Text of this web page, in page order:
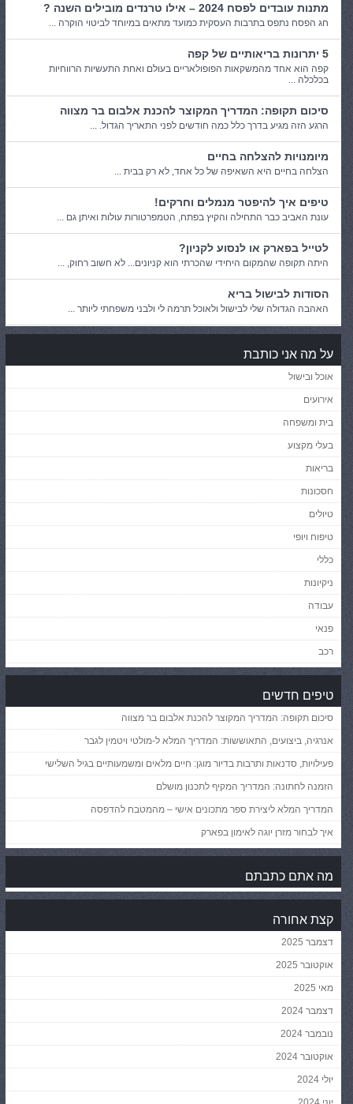
מתנות עובדים לפסח 2024 – אילו טרנדים מובילים השנה ?
חג הפסח נתפס בתרבות העסקית כמועד מתאים במיוחד לביטוי הוקרה ...
5 יתרונות בריאותיים של קפה
קפה הוא אחד מהמשקאות הפופולאריים בעולם ואחת התעשיות הרווחיות
בכלכלה ...
סיכום תקופה: המדריך המקוצר להכנת אלבום בר מצווה
הרגע הזה מגיע בדרך כלל כמה חודשים לפני התאריך הגדול. ...
מיומנויות להצלחה בחיים
הצלחה בחיים היא השאיפה של כל אחד, לא רק בבית ...
טיפים איך להיפטר מנמלים וחרקים!
עונת האביב כבר התחילה והקיץ בפתח, הטמפרטורות עולות ואיתן גם ...
לטייל בפארק או לנסוע לקניון?
היתה תקופה שהמקום היחידי שהכרתי הוא קניונים... לא חשוב רחוק, ...
הסודות לבישול בריא
האהבה הגדולה שלי לבישול ולאוכל תרמה לי ולבני משפחתי ליותר ...
על מה אני כותבת
אוכל ובישול
אירועים
בית ומשפחה
בעלי מקצוע
בריאות
חסכונות
טיולים
טיפוח ויופי
כללי
ניקיונות
עבודה
פנאי
רכב
טיפים חדשים
סיכום תקופה: המדריך המקוצר להכנת אלבום בר מצווה
אנרגיה, ביצועים, התאוששות: המדריך המלא ל-מולטי ויטמין לגבר
פעילויות, סדנאות ותרבות בדיור מוגן: חיים מלאים ומשמעותיים בגיל השלישי
הזמנה לחתונה: המדריך המקיף לתכנון מושלם
המדריך המלא ליצירת ספר מתכונים אישי – מהמטבח להדפסה
איך לבחור מזרן יוגה לאימון בפארק
מה אתם כתבתם
קצת אחורה
דצמבר 2025
אוקטובר 2025
מאי 2025
דצמבר 2024
נובמבר 2024
אוקטובר 2024
יולי 2024